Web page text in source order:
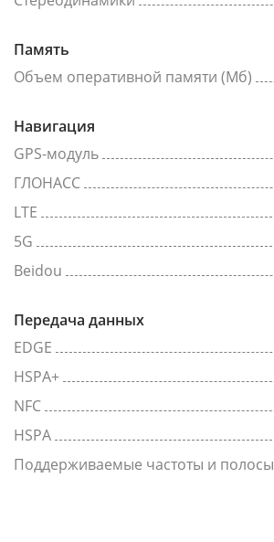
Память
Объем оперативной памяти (Мб)
Навигация
GPS-модуль
ГЛОНАСС
LTE
5G
Beidou
Передача данных
EDGE
HSPA+
NFC
HSPA
Поддерживаемые частоты и полосы